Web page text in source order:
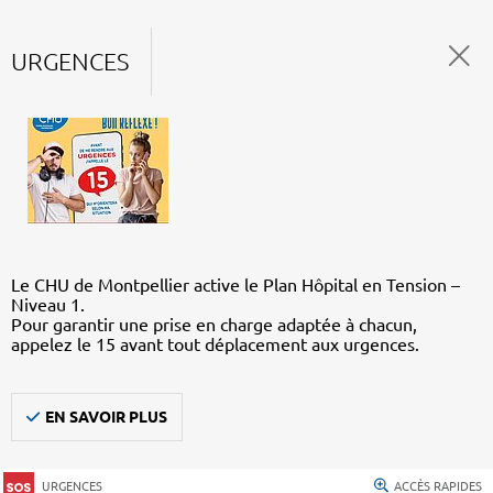
URGENCES
Le CHU de Montpellier active le Plan Hôpital en Tension –
Niveau 1.
Pour garantir une prise en charge adaptée à chacun,
appelez le 15 avant tout déplacement aux urgences.
EN SAVOIR PLUS
URGENCES ACCÈS RAPIDES